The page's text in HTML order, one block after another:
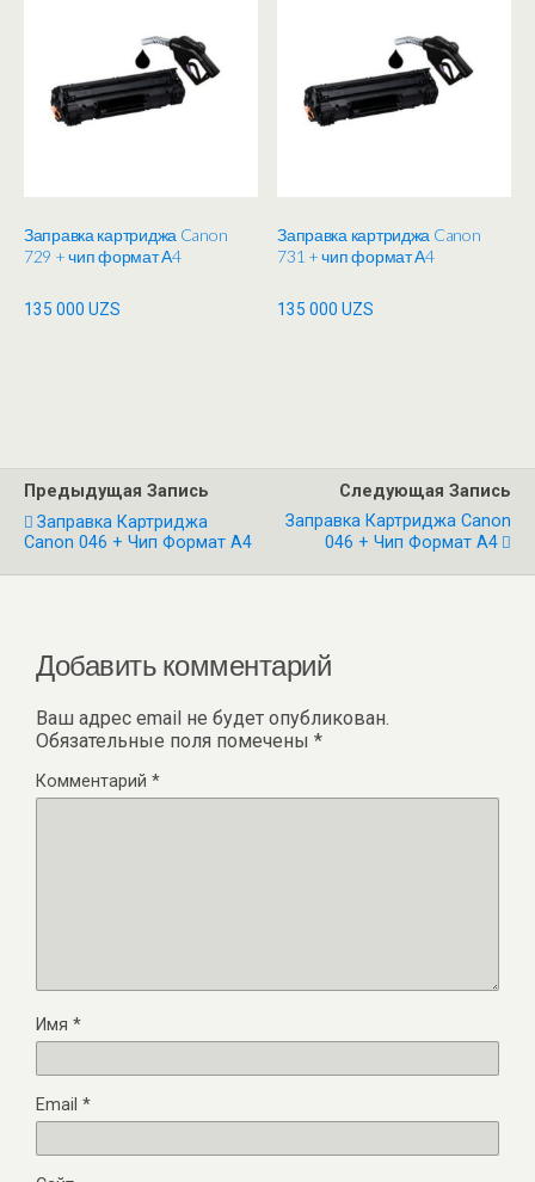
Заправка картриджа Canon
729 + чип формат А4
135 000 UZS
Заправка картриджа Canon
731 + чип формат А4
135 000UZS
Предыдущая Запись
Заправка Картриджа
Canon 046 + Чип Формат А4
Следующая Запись
Заправка Картриджа Canon
046 + Чип Формат А4
Добавить комментарий
Ваш адрес email не будет опубликован.
Обязательные поля помечены *
Комментарий *
Имя *
Email *